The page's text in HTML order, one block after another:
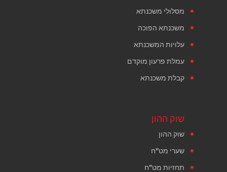
מסלולי משכנתא
משכנתא הפוכה
עלויות המשכנתא
עמלת פרעון מוקדם
קבלת משכנתא
שוק ההון
שוק ההון
שערי מט"ח
תחזיות מט"ח